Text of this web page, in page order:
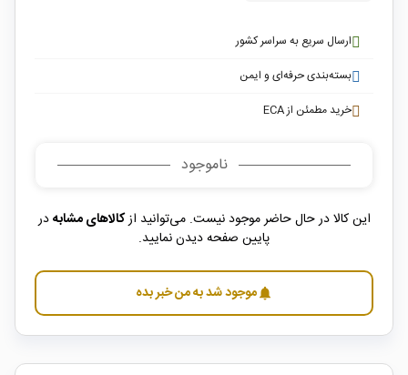
ارسال سریع به سراسر کشور
بسته‌بندی حرفه‌ای و ایمن
خرید مطمئن از ECA
ناموجود
این کالا در حال حاضر موجود نیست. می‌توانید ازکالاهای مشابهدر
پایین صفحه دیدن نمایید.
notificationsموجود شد به من خبر بده